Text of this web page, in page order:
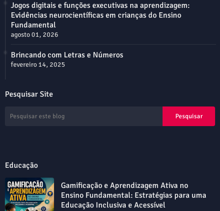
Jogos digitais e funções executivas na aprendizagem:
Evidências neurocientíficas em crianças do Ensino
Fundamental
agosto 01, 2026
Brincando com Letras e Números
fevereiro 14, 2025
Pesquisar Site
Educação
Gamificação e Aprendizagem Ativa no
Ensino Fundamental: Estratégias para uma
Educação Inclusiva e Acessível